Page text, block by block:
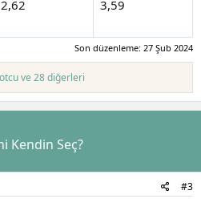
2,62 3,59
Son düzenleme: 27 Şub 2024
ve 28 diğerleri
Kendin Seç?
#3